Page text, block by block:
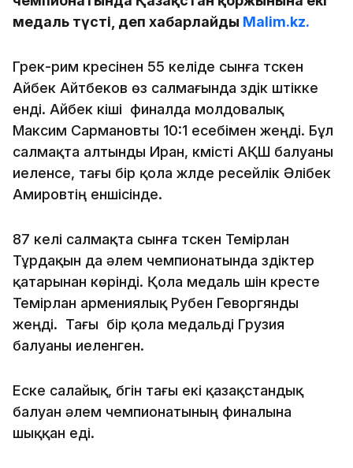
медаль түсті, деп хабарлайды Malim.kz.
Грек-рим күресінен 55 келіде сынға түскен
Айбек Айтбеков өз салмағында үздік үштікке
енді. Айбек кіші финалда молдовалық
Максим Сармановты 10:1 есебімен жеңді. Бұл
салмақта алтынды Иран, күмісті АҚШ балуаны
иеленсе, тағы бір қола жүлде ресейлік Әлібек
Амировтің еншісінде.
87 келі салмақта сынға түскен Темірлан
Тұрдақын да әлем чемпионатында үздіктер
қатарынан көрінді. Қола медаль үшін күресте
Темірлан армениялық Рубен Геворгянды
жеңді. Тағы бір қола медальді Грузия
балуаны иеленген.
Еске салайық, бүгін тағы екі қазақстандық
балуан әлем чемпионатының финалына
шыққан еді.